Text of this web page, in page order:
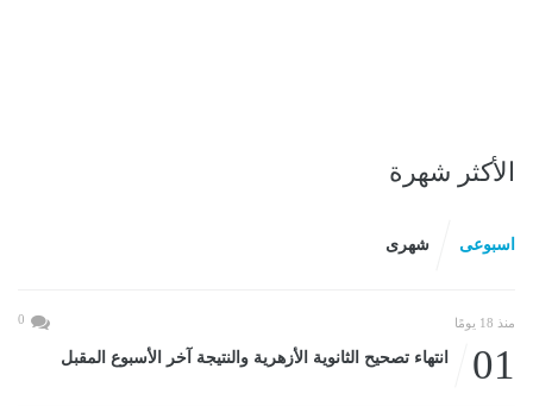
الأكثر شهرة
اسبوعى شهرى
منذ 18 يومًا 0
01 انتهاء تصحيح الثانوية الأزهرية والنتيجة آخر الأسبوع المقبل